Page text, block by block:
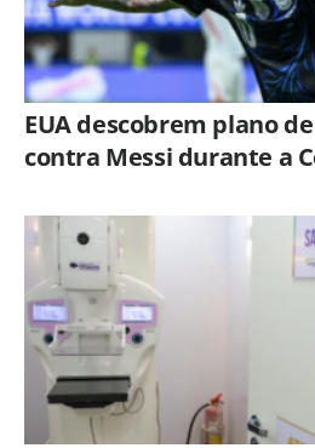
EUA descobrem plano
contra Messi durante a